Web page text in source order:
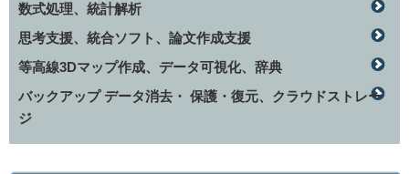
数式処理、統計解析
思考支援、統合ソフト、論文作成支援
等高線3Dマップ作成、データ可視化、辞典
バックアップ データ消去・ 保護・復元、クラウドストレー
ジ